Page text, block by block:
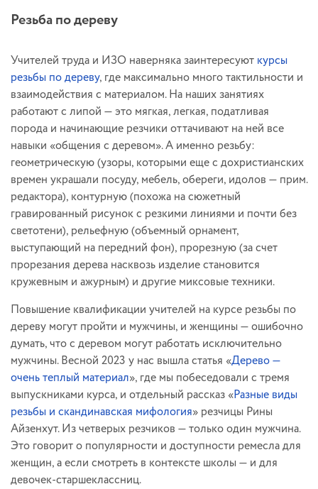
Резьба по дереву
Учителей труда и ИЗО наверняка заинтересуют курсы
резьбы по дереву, где максимально много тактильности и
взаимодействия с материалом. На наших занятиях
работают с липой — это мягкая, легкая, податливая
порода и начинающие резчики оттачивают на ней все
навыки «общения с деревом». А именно резьбу:
геометрическую (узоры, которыми еще с дохристианских
времен украшали посуду, мебель, обереги, идолов — прим.
редактора), контурную (похожа на сюжетный
гравированный рисунок с резкими линиями и почти без
светотени), рельефную (объемный орнамент,
выступающий на передний фон), прорезную (за счет
прорезания дерева насквозь изделие становится
кружевным и ажурным) и другие миксовые техники.
Повышение квалификации учителей на курсе резьбы по
дереву могут пройти и мужчины, и женщины — ошибочно
думать, что с деревом могут работать исключительно
мужчины. Весной 2023 у нас вышла статья «Дерево —
очень теплый материал», где мы побеседовали с тремя
выпускниками курса, и отдельный рассказ «Разные виды
резьбы и скандинавская мифология» резчицы Рины
Айзенхут. Из четверых резчиков — только один мужчина.
Это говорит о популярности и доступности ремесла для
женщин, а если смотреть в контексте школы — и для
девочек-старшеклассниц.